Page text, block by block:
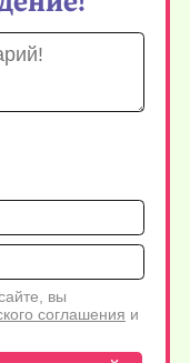
Имя*
вы
соглашения и